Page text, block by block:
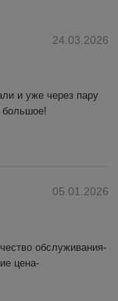
24.03.2026
и уже через пару
большое!
05.01.2026
обслуживания-
цена-